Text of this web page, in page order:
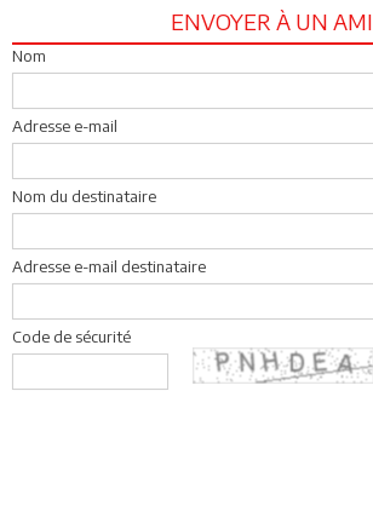
ENVOYER À UN AMI
Nom
Adresse e-mail
Nom du destinataire
Adresse e-mail destinataire
Code de sécurité